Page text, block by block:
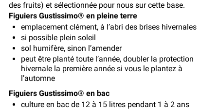
des fruits) et sélectionnée pour nous sur cette base.
Figuiers Gustissimo® en pleine terre
emplacement clément, à l’abri des brises hivernales
si possible plein soleil
sol humifère, sinon l’amender
peut être planté toute l’année, doubler la protection
hivernale la première année si vous le plantez à
l’automne
Figuiers Gustissimo® en bac
culture en bac de 12 à 15 litres pendant 1 à 2 ans